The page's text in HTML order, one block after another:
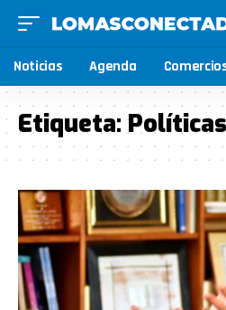
Noticias Agenda
Etiqueta: